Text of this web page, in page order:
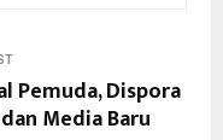
Pemuda, Dispora
Media Baru